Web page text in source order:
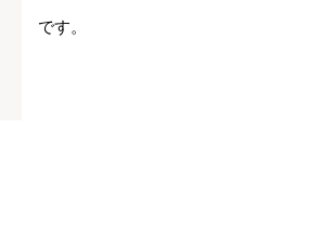
です。